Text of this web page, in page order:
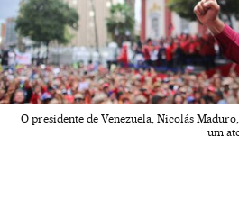
O presidente de Venezuela, Nicolás
um